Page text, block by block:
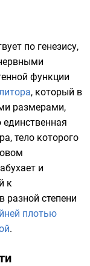
по генезису,
функции
, который в
размерами,
тело которого
и
к
разной степени
плотью
.